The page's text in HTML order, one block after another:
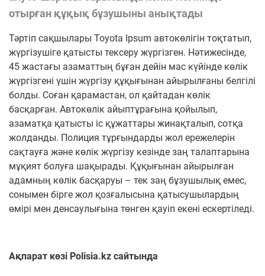
отырған құқық бұзушыны анықтады
Тәртіп сақшылары Toyota Ipsum автокөлігін тоқтатып,
жүргізушіге қатысты тексеру жүргізген. Нәтижесінде,
45 жастағы азаматтың бұған дейін мас күйінде көлік
жүргізгені үшін жүргізу құқығынан айырылғаны белгілі
болды. Соған қарамастан, ол қайтадан көлік
басқарған. Автокөлік айыптұрағына қойылып,
азаматқа қатысты іс құжаттары жинақталып, сотқа
жолданды. Полиция тұрғындарды жол ережелерін
сақтауға және көлік жүргізу кезінде заң талаптарына
мұқият болуға шақырады. Құқығынан айырылған
адамның көлік басқаруы – тек заң бұзушылық емес,
сонымен бірге жол қозғалысына қатысушылардың
өмірі мен денсаулығына төнген қауіп екені ескертіледі.
Ақпарат көзі Polisia.kz сайтында